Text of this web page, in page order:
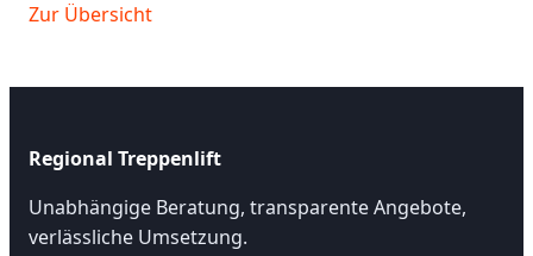
Zur Übersicht
Regional Treppenlift
Unabhängige Beratung, transparente Angebote,
verlässliche Umsetzung.